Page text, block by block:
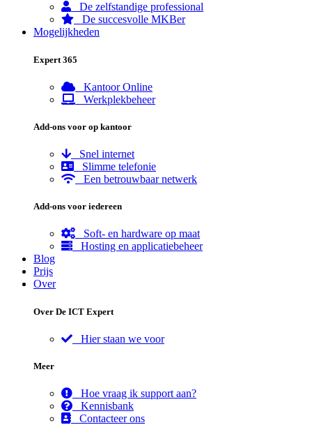
De zelfstandige professional
De succesvolle MKBer
Mogelijkheden
Expert 365
Kantoor Online
Werkplekbeheer
Add-ons voor op kantoor
Snel internet
Slimme telefonie
Een betrouwbaar netwerk
Add-ons voor iedereen
Soft- en hardware op maat
Hosting en applicatiebeheer
Blog
Prijs
Over
Over De ICT Expert
Hier staan we voor
Meer
Hoe vraag ik support aan?
Kennisbank
Contacteer ons